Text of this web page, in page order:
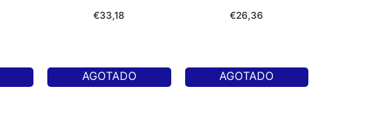
€33,18
AGOTADO
€26,36
AGOTADO